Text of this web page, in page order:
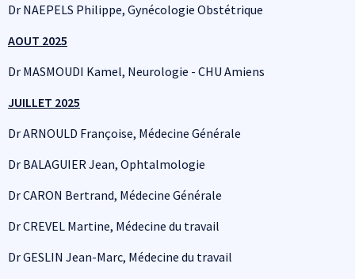
Dr NAEPELS Philippe, Gynécologie Obstétrique
AOUT 2025
Dr MASMOUDI Kamel, Neurologie - CHU Amiens
JUILLET 2025
Dr ARNOULD Françoise, Médecine Générale
Dr BALAGUIER Jean, Ophtalmologie
Dr CARON Bertrand, Médecine Générale
Dr CREVEL Martine, Médecine du travail
Dr GESLIN Jean-Marc, Médecine du travail